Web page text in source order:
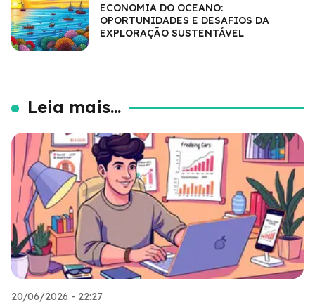
ECONOMIA DO OCEANO:
OPORTUNIDADES E DESAFIOS DA
EXPLORAÇÃO SUSTENTÁVEL
Leia mais...
20/06/2026 - 22:27